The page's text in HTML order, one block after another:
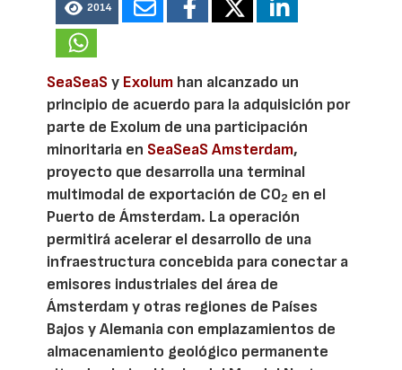
2014
SeaSeaSy Exolum han alcanzado un
principio de acuerdo para la adquisición por
parte de Exolum de una participación
minoritaria en SeaSeaS Amsterdam,
proyecto que desarrolla una terminal
multimodal de exportación de CO2 en el
Puerto de Ámsterdam. La operación
permitirá acelerar el desarrollo de una
infraestructura concebida para conectar a
emisores industriales del área de
Ámsterdam y otras regiones de Países
Bajos y Alemania con emplazamientos de
almacenamiento geológico permanente